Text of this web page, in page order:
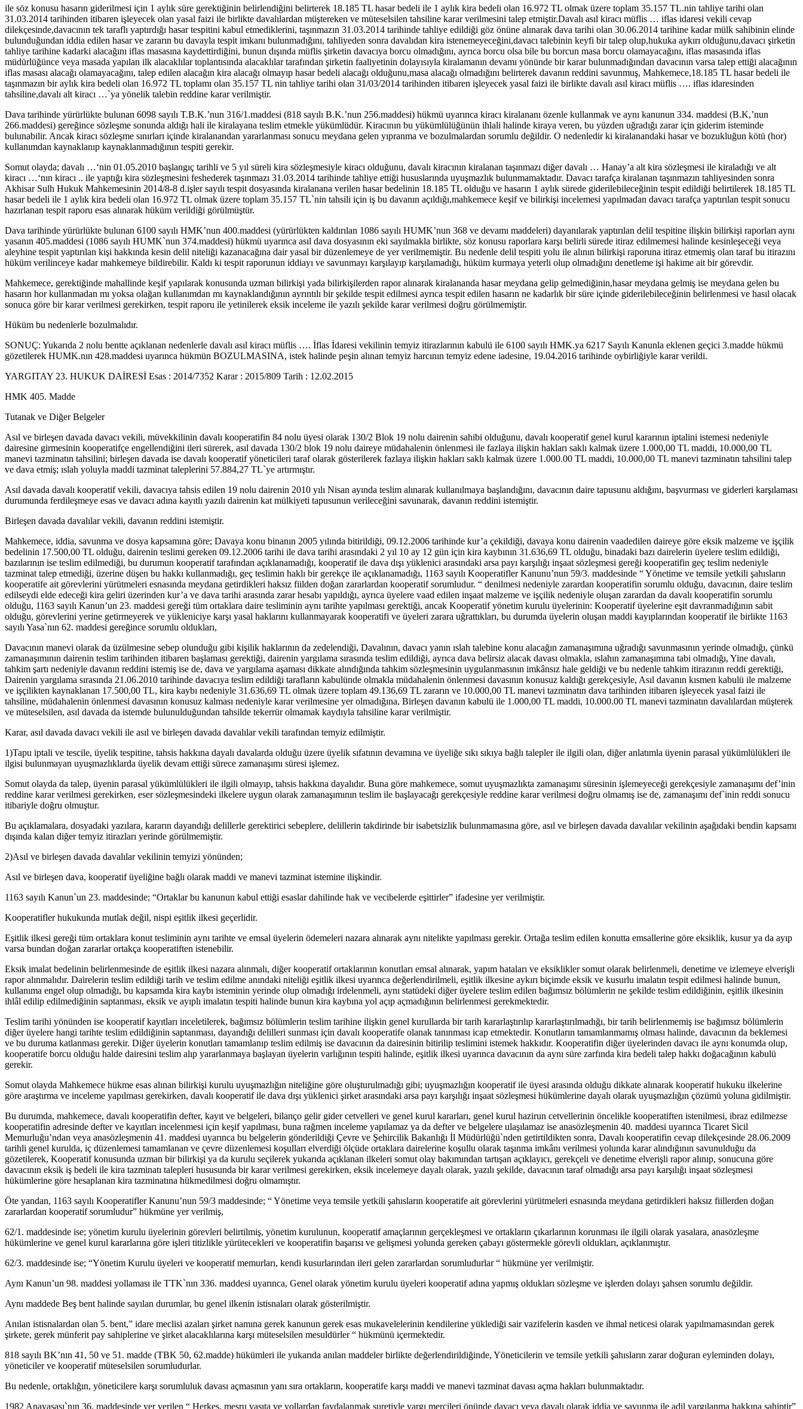
ile söz konusu hasarın giderilmesi için 1 aylık süre gerektiğinin belirlendiğini belirterek 18.185 TL hasar bedeli ile 1 aylık kira bedeli olan 16.972 TL olmak üzere toplam 35.157 TL.nin tahliye tarihi olan
31.03.2014 tarihinden itibaren işleyecek olan yasal faizi ile birlikte davalılardan müştereken ve müteselsilen tahsiline karar verilmesini talep etmiştir.Davalı asıl kiracı müflis … iflas idaresi vekili cevap
dilekçesinde,davacının tek taraflı yaptırdığı hasar tespitini kabul etmediklerini, taşınmazın 31.03.2014 tarihinde tahliye edildiği göz önüne alınarak dava tarihi olan 30.06.2014 tarihine kadar mülk sahibinin elinde
bulunduğundan iddia edilen hasar ve zararın bu davayla tespit imkanı bulunmadığını, tahliyeden sonra davalıdan kira istenemeyeceğini,davacı talebinin keyfi bir talep olup,hukuka aykırı olduğunu,davacı şirketin
tahliye tarihine kadarki alacağını iflas masasına kaydettirdiğini, bunun dışında müflis şirketin davacıya borcu olmadığını, ayrıca borcu olsa bile bu borcun masa borcu olamayacağını, iflas masasında iflas
müdürlüğünce veya masada yapılan ilk alacaklılar toplantısında alacaklılar tarafından şirketin faaliyetinin dolayısıyla kiralamanın devamı yönünde bir karar bulunmadığından davacının varsa talep ettiği alacağının
iflas masası alacağı olamayacağını, talep edilen alacağın kira alacağı olmayıp hasar bedeli alacağı olduğunu,masa alacağı olmadığını belirterek davanın reddini savunmuş, Mahkemece,18.185 TL hasar bedeli ile
taşınmazın bir aylık kira bedeli olan 16.972 TL toplamı olan 35.157 TL nin tahliye tarihi olan 31/03/2014 tarihinden itibaren işleyecek yasal faizi ile birlikte davalı asıl kiracı müflis …. iflas idaresinden
tahsiline,davalı alt kiracı …`ya yönelik talebin reddine karar verilmiştir.
Dava tarihinde yürürlükte bulunan 6098 sayılı T.B.K.’nun 316/1.maddesi (818 sayılı B.K.’nun 256.maddesi) hükmü uyarınca kiracı kiralananı özenle kullanmak ve aynı kanunun 334. maddesi (B.K,’nun
266.maddesi) gereğince sözleşme sonunda aldığı hali ile kiralayana teslim etmekle yükümlüdür. Kiracının bu yükümlülüğünün ihlali halinde kiraya veren, bu yüzden uğradığı zarar için giderim isteminde
bulunabilir. Ancak kiracı sözleşme sınırları içinde kiralanandan yararlanması sonucu meydana gelen yıpranma ve bozulmalardan sorumlu değildir. O nedenledir ki kiralanandaki hasar ve bozukluğun kötü (hor)
kullanımdan kaynaklanıp kaynaklanmadığının tespiti gerekir.
Somut olayda; davalı …‘nin 01.05.2010 başlangıç tarihli ve 5 yıl süreli kira sözleşmesiyle kiracı olduğunu, davalı kiracının kiralanan taşınmazı diğer davalı … Hanay’a alt kira sözleşmesi ile kiraladığı ve alt
kiracı …‘nın kiracı .. ile yaptığı kira sözleşmesini feshederek taşınmazı 31.03.2014 tarihinde tahliye ettiği hususlarında uyuşmazlık bulunmamaktadır. Davacı tarafça kiralanan taşınmazın tahliyesinden sonra
Akhisar Sulh Hukuk Mahkemesinin 2014/8-8 d.işler sayılı tespit dosyasında kiralanana verilen hasar bedelinin 18.185 TL olduğu ve hasarın 1 aylık sürede giderilebileceğinin tespit edildiği belirtilerek 18.185 TL
hasar bedeli ile 1 aylık kira bedeli olan 16.972 TL olmak üzere toplam 35.157 TL`nin tahsili için iş bu davanın açıldığı,mahkemece keşif ve bilirkişi incelemesi yapılmadan davacı tarafça yaptırılan tespit sonucu
hazırlanan tespit raporu esas alınarak hüküm verildiği görülmüştür.
Dava tarihinde yürürlükte bulunan 6100 sayılı HMK’nun 400.maddesi (yürürlükten kaldırılan 1086 sayılı HUMK’nun 368 ve devamı maddeleri) dayanılarak yaptırılan delil tespitine ilişkin bilirkişi raporları aynı
yasanın 405.maddesi (1086 sayılı HUMK`nun 374.maddesi) hükmü uyarınca asıl dava dosyasının eki sayılmakla birlikte, söz konusu raporlara karşı belirli sürede itiraz edilmemesi halinde kesinleşeceği veya
aleyhine tespit yaptırılan kişi hakkında kesin delil niteliği kazanacağına dair yasal bir düzenlemeye de yer verilmemiştir. Bu nedenle delil tespiti yolu ile alının bilirkişi raporuna itiraz etmemiş olan taraf bu itirazını
hüküm verilinceye kadar mahkemeye bildirebilir. Kaldı ki tespit raporunun iddiayı ve savunmayı karşılayıp karşılamadığı, hüküm kurmaya yeterli olup olmadığını denetleme işi hakime ait bir görevdir.
Mahkemece, gerektiğinde mahallinde keşif yapılarak konusunda uzman bilirkişi yada bilirkişilerden rapor alınarak kiralananda hasar meydana gelip gelmediğinin,hasar meydana gelmiş ise meydana gelen bu
hasarın hor kullanmadan mı yoksa olağan kullanımdan mı kaynaklandığının ayrıntılı bir şekilde tespit edilmesi ayrıca tespit edilen hasarın ne kadarlık bir süre içinde giderilebileceğinin belirlenmesi ve hasıl olacak
sonuca göre bir karar verilmesi gerekirken, tespit raporu ile yetinilerek eksik inceleme ile yazılı şekilde karar verilmesi doğru görülmemiştir.
Hüküm bu nedenlerle bozulmalıdır.
SONUÇ: Yukarıda 2 nolu bentte açıklanan nedenlerle davalı asıl kiracı müflis …. İflas İdaresi vekilinin temyiz itirazlarının kabulü ile 6100 sayılı HMK.ya 6217 Sayılı Kanunla eklenen geçici 3.madde hükmü
gözetilerek HUMK.nın 428.maddesi uyarınca hükmün BOZULMASINA, istek halinde peşin alınan temyiz harcının temyiz edene iadesine, 19.04.2016 tarihinde oybirliğiyle karar verildi.
YARGITAY 23. HUKUK DAİRESİ Esas : 2014/7352 Karar : 2015/809 Tarih : 12.02.2015
HMK 405. Madde
Tutanak ve Diğer Belgeler
Asıl ve birleşen davada davacı vekili, müvekkilinin davalı kooperatifin 84 nolu üyesi olarak 130/2 Blok 19 nolu dairenin sahibi olduğunu, davalı kooperatif genel kurul kararının iptalini istemesi nedeniyle
dairesine girmesinin kooperatifçe engellendiğini ileri sürerek, asıl davada 130/2 blok 19 nolu daireye müdahalenin önlenmesi ile fazlaya ilişkin hakları saklı kalmak üzere 1.000,00 TL maddi, 10.000,00 TL
manevi tazminatın tahsilini; birleşen davada ise davalı kooperatif yöneticileri taraf olarak gösterilerek fazlaya ilişkin hakları saklı kalmak üzere 1.000.00 TL maddi, 10.000,00 TL manevi tazminatın tahsilini talep
ve dava etmiş; ıslah yoluyla maddi tazminat taleplerini 57.884,27 TL`ye artırmıştır.
Asıl davada davalı kooperatif vekili, davacıya tahsis edilen 19 nolu dairenin 2010 yılı Nisan ayında teslim alınarak kullanılmaya başlandığını, davacının daire tapusunu aldığını, başvurması ve giderleri karşılaması
durumunda ferdileşmeye esas ve davacı adına kayıtlı yazılı dairenin kat mülkiyeti tapusunun verileceğini savunarak, davanın reddini istemiştir.
Birleşen davada davalılar vekili, davanın reddini istemiştir.
Mahkemece, iddia, savunma ve dosya kapsamına göre; Davaya konu binanın 2005 yılında bitirildiği, 09.12.2006 tarihinde kur’a çekildiği, davaya konu dairenin vaadedilen daireye göre eksik malzeme ve işçilik
bedelinin 17.500,00 TL olduğu, dairenin teslimi gereken 09.12.2006 tarihi ile dava tarihi arasındaki 2 yıl 10 ay 12 gün için kira kaybının 31.636,69 TL olduğu, binadaki bazı dairelerin üyelere teslim edildiği,
bazılarının ise teslim edilmediği, bu durumun kooperatif tarafından açıklanamadığı, kooperatif ile dava dışı yüklenici arasındaki arsa payı karşılığı inşaat sözleşmesi gereği kooperatifin geç teslim nedeniyle
tazminat talep etmediği, üzerine düşen bu hakkı kullanmadığı, geç teslimin haklı bir gerekçe ile açıklanamadığı, 1163 sayılı Kooperatifler Kanunu’nun 59/3. maddesinde “ Yönetime ve temsile yetkili şahısların
kooperatife ait görevlerini yürütmeleri esnasında meydana getirdikleri haksız fiilden doğan zararlardan kooperatif sorumludur. “ denilmesi nedeniyle zarardan kooperatifin sorumlu olduğu, davacının, daire teslim
edilseydi elde edeceği kira geliri üzerinden kur’a ve dava tarihi arasında zarar hesabı yapıldığı, ayrıca üyelere vaad edilen inşaat malzeme ve işçilik nedeniyle oluşan zarardan da davalı kooperatifin sorumlu
olduğu, 1163 sayılı Kanun’un 23. maddesi gereği tüm ortaklara daire tesliminin aynı tarihte yapılması gerektiği, ancak Kooperatif yönetim kurulu üyelerinin: Kooperatif üyelerine eşit davranmadığının sabit
olduğu, görevlerini yerine getirmeyerek ve yükleniciye karşı yasal haklarını kullanmayarak kooperatifi ve üyeleri zarara uğrattıkları, bu durumda üyelerin oluşan maddi kayıplarından kooperatif ile birlikte 1163
sayılı Yasa`nın 62. maddesi gereğince sorumlu oldukları,
Davacının manevi olarak da üzülmesine sebep olunduğu gibi kişilik haklarının da zedelendiği, Davalının, davacı yanın ıslah talebine konu alacağın zamanaşımına uğradığı savunmasının yerinde olmadığı, çünkü
zamanaşımının dairenin teslim tarihinden itibaren başlaması gerektiği, dairenin yargılama sırasında teslim edildiği, ayrıca dava belirsiz alacak davası olmakla, ıslahın zamanaşımına tabi olmadığı, Yine davalı,
tahkim şartı nedeniyle davanın reddini istemiş ise de, dava ve yargılama aşaması dikkate alındığında tahkim sözleşmesinin uygulanmasının imkânsız hale geldiği ve bu nedenle tahkim itirazının reddi gerektiği,
Dairenin yargılama sırasında 21.06.2010 tarihinde davacıya teslim edildiği tarafların kabulünde olmakla müdahalenin önlenmesi davasının konusuz kaldığı gerekçesiyle, Asıl davanın kısmen kabulü ile malzeme
ve işçilikten kaynaklanan 17.500,00 TL, kira kaybı nedeniyle 31.636,69 TL olmak üzere toplam 49.136,69 TL zararın ve 10.000,00 TL manevi tazminatın dava tarihinden itibaren işleyecek yasal faizi ile
tahsiline, müdahalenin önlenmesi davasının konusuz kalması nedeniyle karar verilmesine yer olmadığına, Birleşen davanın kabulü ile 1.000,00 TL maddi, 10.000.00 TL manevi tazminatın davalılardan müşterek
ve müteselsilen, asıl davada da istemde bulunulduğundan tahsilde tekerrür olmamak kaydıyla tahsiline karar verilmiştir.
Karar, asıl davada davacı vekili ile asıl ve birleşen davada davalılar vekili tarafından temyiz edilmiştir.
1)Tapu iptali ve tescile, üyelik tespitine, tahsis hakkına dayalı davalarda olduğu üzere üyelik sıfatının devamına ve üyeliğe sıkı sıkıya bağlı talepler ile ilgili olan, diğer anlatımla üyenin parasal yükümlülükleri ile
ilgisi bulunmayan uyuşmazlıklarda üyelik devam ettiği sürece zamanaşımı süresi işlemez.
Somut olayda da talep, üyenin parasal yükümlülükleri ile ilgili olmayıp, tahsis hakkına dayalıdır. Buna göre mahkemece, somut uyuşmazlıkta zamanaşımı süresinin işlemeyeceği gerekçesiyle zamanaşımı def’inin
reddine karar verilmesi gerekirken, eser sözleşmesindeki ilkelere uygun olarak zamanaşımının teslim ile başlayacağı gerekçesiyle reddine karar verilmesi doğru olmamış ise de, zamanaşımı def`inin reddi sonucu
itibariyle doğru olmuştur.
Bu açıklamalara, dosyadaki yazılara, kararın dayandığı delillerle gerektirici sebeplere, delillerin takdirinde bir isabetsizlik bulunmamasına göre, asıl ve birleşen davada davalılar vekilinin aşağıdaki bendin kapsamı
dışında kalan diğer temyiz itirazları yerinde görülmemiştir.
2)Asıl ve birleşen davada davalılar vekilinin temyizi yönünden;
Asıl ve birleşen dava, kooperatif üyeliğine bağlı olarak maddi ve manevi tazminat istemine ilişkindir.
1163 sayılı Kanun`un 23. maddesinde; “Ortaklar bu kanunun kabul ettiği esaslar dahilinde hak ve vecibelerde eşittirler” ifadesine yer verilmiştir.
Kooperatifler hukukunda mutlak değil, nispi eşitlik ilkesi geçerlidir.
Eşitlik ilkesi gereği tüm ortaklara konut tesliminin aynı tarihte ve emsal üyelerin ödemeleri nazara alınarak aynı nitelikte yapılması gerekir. Ortağa teslim edilen konutta emsallerine göre eksiklik, kusur ya da ayıp
varsa bundan doğan zararlar ortakça kooperatiften istenebilir.
Eksik imalat bedelinin belirlenmesinde de eşitlik ilkesi nazara alınmalı, diğer kooperatif ortaklarının konutları emsal alınarak, yapım hataları ve eksiklikler somut olarak belirlenmeli, denetime ve izlemeye elverişli
rapor alınmalıdır. Dairelerin teslim edildiği tarih ve teslim edilme anındaki niteliği eşitlik ilkesi uyarınca değerlendirilmeli, eşitlik ilkesine aykırı biçimde eksik ve kusurlu imalatın tespit edilmesi halinde bunun,
kullanıma engel olup olmadığı, bu kapsamda kira kaybı isteminin yerinde olup olmadığı irdelenmeli, aynı statüdeki diğer üyelere teslim edilen bağımsız bölümlerin ne şekilde teslim edildiğinin, eşitlik ilkesinin
ihlâl edilip edilmediğinin saptanması, eksik ve ayıplı imalatın tespiti halinde bunun kira kaybına yol açıp açmadığının belirlenmesi gerekmektedir.
Teslim tarihi yönünden ise kooperatif kayıtları inceletilerek, bağımsız bölümlerin teslim tarihine ilişkin genel kurullarda bir tarih kararlaştırılıp kararlaştırılmadığı, bir tarih belirlenmemiş ise bağımsız bölümlerin
diğer üyelere hangi tarihte teslim edildiğinin saptanması, dayandığı delilleri sunması için davalı kooperatife olanak tanınması icap etmektedir. Konutların tamamlanmamış olması halinde, davacının da beklemesi
ve bu duruma katlanması gerekir. Diğer üyelerin konutları tamamlanıp teslim edilmiş ise davacının da dairesinin bitirilip teslimini istemek hakkıdır. Kooperatifin diğer üyelerinden davacı ile aynı konumda olup,
kooperatife borcu olduğu halde dairesini teslim alıp yararlanmaya başlayan üyelerin varlığının tespiti halinde, eşitlik ilkesi uyarınca davacının da aynı süre zarfında kira bedeli talep hakkı doğacağının kabulü
gerekir.
Somut olayda Mahkemece hükme esas alınan bilirkişi kurulu uyuşmazlığın niteliğine göre oluşturulmadığı gibi; uyuşmazlığın kooperatif ile üyesi arasında olduğu dikkate alınarak kooperatif hukuku ilkelerine
göre araştırma ve inceleme yapılması gerekirken, davalı kooperatif ile dava dışı yüklenici şirket arasındaki arsa payı karşılığı inşaat sözleşmesi hükümlerine dayalı olarak uyuşmazlığın çözümü yoluna gidilmiştir.
Bu durumda, mahkemece, davalı kooperatifin defter, kayıt ve belgeleri, bilanço gelir gider cetvelleri ve genel kurul kararları, genel kurul hazirun cetvellerinin öncelikle kooperatiften istenilmesi, ibraz edilmezse
kooperatifin adresinde defter ve kayıtları incelenmesi için keşif yapılması, buna rağmen inceleme yapılamaz ya da defter ve belgelere ulaşılamaz ise anasözleşmenin 40. maddesi uyarınca Ticaret Sicil
Memurluğu’ndan veya anasözleşmenin 41. maddesi uyarınca bu belgelerin gönderildiği Çevre ve Şehircilik Bakanlığı İl Müdürlüğü`nden getirtildikten sonra, Davalı kooperatifin cevap dilekçesinde 28.06.2009
tarihli genel kurulda, iç düzenlemesi tamamlanan ve çevre düzenlemesi koşulları elverdiği ölçüde ortaklara dairelerine koşullu olarak taşınma imkânı verilmesi yolunda karar alındığının savunulduğu da
gözetilerek, Kooperatif konusunda uzman bir bilirkişi ya da kurulu seçilerek yukarıda açıklanan ilkeleri somut olay bakımından tartışan açıklayıcı, gerekçeli ve denetime elverişli rapor alınıp, sonucuna göre
davacının eksik iş bedeli ile kira tazminatı talepleri hususunda bir karar verilmesi gerekirken, eksik incelemeye dayalı olarak, yazılı şekilde, davacının taraf olmadığı arsa payı karşılığı inşaat sözleşmesi
hükümlerine göre hesaplanan kira tazminatına hükmedilmesi doğru olmamıştır.
Öte yandan, 1163 sayılı Kooperatifler Kanunu’nun 59/3 maddesinde; “ Yönetime veya temsile yetkili şahısların kooperatife ait görevlerini yürütmeleri esnasında meydana getirdikleri haksız fiillerden doğan
zararlardan kooperatif sorumludur” hükmüne yer verilmiş,
62/1. maddesinde ise; yönetim kurulu üyelerinin görevleri belirtilmiş, yönetim kurulunun, kooperatif amaçlarının gerçekleşmesi ve ortakların çıkarlarının korunması ile ilgili olarak yasalara, anasözleşme
hükümlerine ve genel kurul kararlarına göre işleri titizlikle yürütecekleri ve kooperatifin başarısı ve gelişmesi yolunda gereken çabayı göstermekle görevli oldukları, açıklanmıştır.
62/3. maddesinde ise; “Yönetim Kurulu üyeleri ve kooperatif memurları, kendi kusurlarından ileri gelen zararlardan sorumludurlar “ hükmüne yer verilmiştir.
Aynı Kanun’un 98. maddesi yollaması ile TTK`nın 336. maddesi uyarınca, Genel olarak yönetim kurulu üyeleri kooperatif adına yapmış oldukları sözleşme ve işlerden dolayı şahsen sorumlu değildir.
Aynı maddede Beş bent halinde sayılan durumlar, bu genel ilkenin istisnaları olarak gösterilmiştir.
Anılan istisnalardan olan 5. bent,” idare meclisi azaları şirket namına gerek kanunun gerek esas mukavelelerinin kendilerine yüklediği sair vazifelerin kasden ve ihmal neticesi olarak yapılmamasından gerek
şirkete, gerek münferit pay sahiplerine ve şirket alacaklılarına karşı müteselsilen mesuldürler “ hükmünü içermektedir.
818 sayılı BK’nın 41, 50 ve 51. madde (TBK 50, 62.madde) hükümleri ile yukarıda anılan maddeler birlikte değerlendirildiğinde, Yöneticilerin ve temsile yetkili şahısların zarar doğuran eyleminden dolayı,
yöneticiler ve kooperatif müteselsilen sorumludurlar.
Bu nedenle, ortaklığın, yöneticilere karşı sorumluluk davası açmasının yanı sıra ortakların, kooperatife karşı maddi ve manevi tazminat davası açma hakları bulunmaktadır.
1982 Anayasası`nın 36. maddesinde yer verilen “ Herkes, meşru vasıta ve yollardan faydalanmak suretiyle yargı mercileri önünde davacı veya davalı olarak iddia ve savunma ile adil yargılanma hakkına sahiptir”